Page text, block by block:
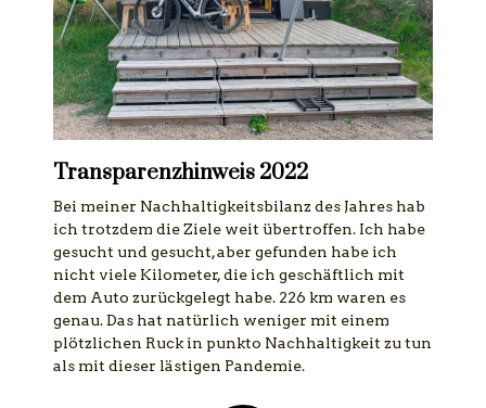
Transparenzhinweis 2022
Bei meiner Nachhaltigkeitsbilanz des Jahres hab
ich trotzdem die Ziele weit übertroffen. Ich habe
gesucht und gesucht, aber gefunden habe ich
nicht viele Kilometer, die ich geschäftlich mit
dem Auto zurückgelegt habe. 226 km waren es
genau. Das hat natürlich weniger mit einem
plötzlichen Ruck in punkto Nachhaltigkeit zu tun
als mit dieser lästigen Pandemie.